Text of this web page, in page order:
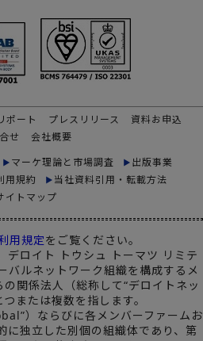
ポート プレスリリース
資料お申込
せ
会社概要
マーケ理論と市場調査
出版事業
用規約
当社資料引用・転載方法
イトマップ
用規定をご覧ください。
ロイト トウシュ トーマツ リミテ
バルネットワーク組織を構成するメ
関係法人（総称して“デロイトネッ
または複数を指します。
）ならびに各メンバーファームお
に独立した別個の組織体であり、第